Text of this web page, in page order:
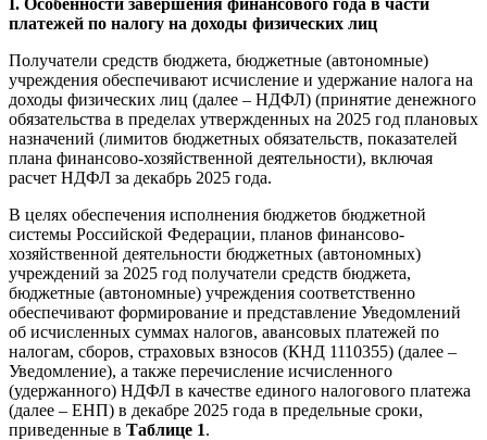
платежей по налогу на доходы физических лиц
Получатели средств бюджета, бюджетные (автономные)
учреждения обеспечивают исчисление и удержание налога на
доходы физических лиц (далее – НДФЛ) (принятие денежного
обязательства в пределах утвержденных на 2025 год плановых
назначений (лимитов бюджетных обязательств, показателей
плана финансово-хозяйственной деятельности), включая
расчет НДФЛ за декабрь 2025 года.
В целях обеспечения исполнения бюджетов бюджетной
системы Российской Федерации, планов финансово-
хозяйственной деятельности бюджетных (автономных)
учреждений за 2025 год получатели средств бюджета,
бюджетные (автономные) учреждения соответственно
обеспечивают формирование и представление Уведомлений
об исчисленных суммах налогов, авансовых платежей по
налогам, сборов, страховых взносов (КНД 1110355) (далее –
Уведомление), а также перечисление исчисленного
(удержанного) НДФЛ в качестве единого налогового платежа
(далее – ЕНП) в декабре 2025 года в предельные сроки,
приведенные в Таблице 1.